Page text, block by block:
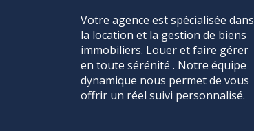
Votre agence est spécialisée dans
la location et la gestion de biens
immobiliers. Louer et faire gérer
en toute sérénité . Notre équipe
dynamique nous permet de vous
offrir un réel suivi personnalisé.